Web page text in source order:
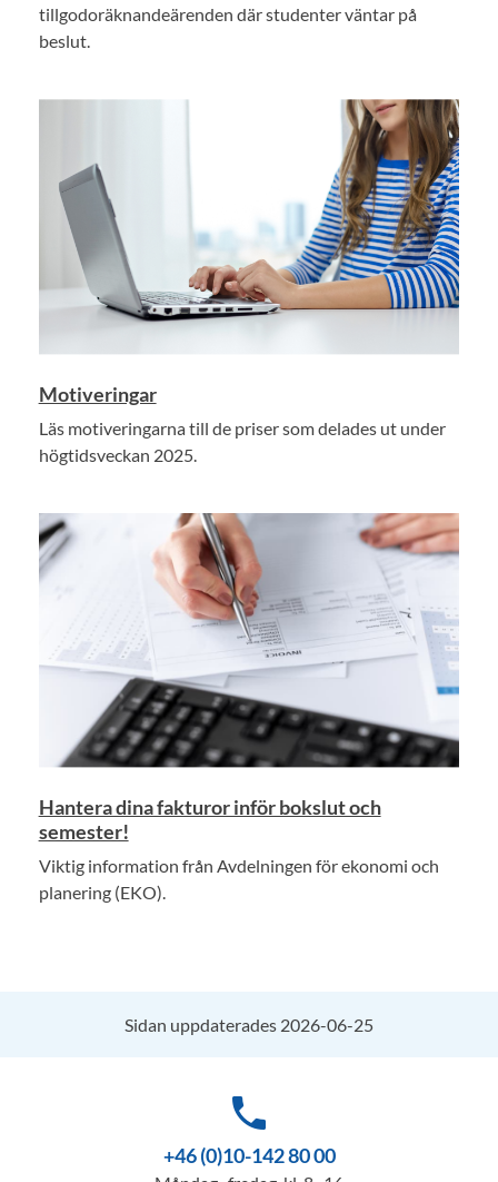
tillgodoräknandeärenden där studenter väntar på
beslut.
Motiveringar
Läs motiveringarna till de priser som delades ut under
högtidsveckan 2025.
Hantera dina fakturor inför bokslut och
semester!
Viktig information från Avdelningen för ekonomi och
planering (EKO).
Sidan uppdaterades 2026-06-25
phone
+46 (0)10-142 80 00